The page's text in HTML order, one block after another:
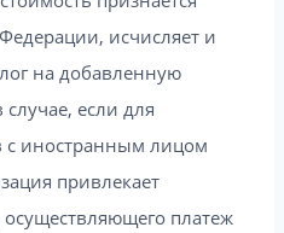
исчисляет и
на добавленную
если для
с иностранным лицом
привлекает
платеж